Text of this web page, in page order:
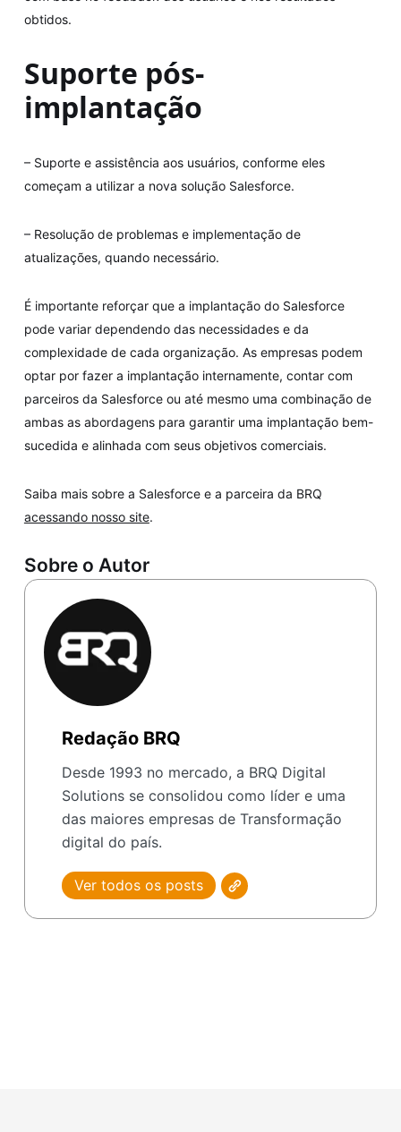
obtidos.
Suporte pós-
implantação
– Suporte e assistência aos usuários, conforme eles
começam a utilizar a nova solução Salesforce.
– Resolução de problemas e implementação de
atualizações, quando necessário.
É importante reforçar que a implantação do Salesforce
pode variar dependendo das necessidades e da
complexidade de cada organização. As empresas podem
optar por fazer a implantação internamente, contar com
parceiros da Salesforce ou até mesmo uma combinação de
ambas as abordagens para garantir uma implantação bem-
sucedida e alinhada com seus objetivos comerciais.
Saiba mais sobre a Salesforce e a parceira da BRQ
acessando nosso site.
Sobre o Autor
Redação BRQ
Desde 1993 no mercado, a BRQ Digital
Solutions se consolidou como líder e uma
das maiores empresas de Transformação
digital do país.
Ver todos os posts